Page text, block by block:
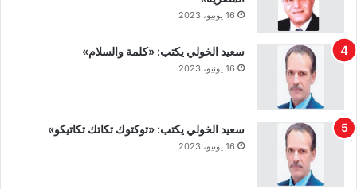
16 يونيو، 2023
سعيد الخولي يكتب: «كلمة والسلام»
16 يونيو، 2023
سعيد الخولي يكتب: «توكتوك تكاتك تكاتيكو»
16 يونيو، 2023